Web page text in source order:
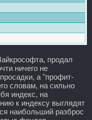
продал
ничего не
а "профит-
словам, на сильно
индекс, на
к индексу выглядят
наибольший разброс